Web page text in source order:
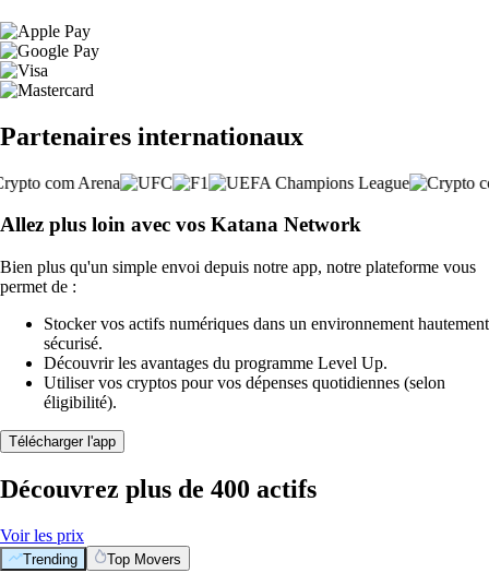
Partenaires internationaux
Allez plus loin avec vos Katana Network
Bien plus qu'un simple envoi depuis notre app, notre plateforme vous
permet de :
Stocker vos actifs numériques dans un environnement hautement
sécurisé.
Découvrir les avantages du programme Level Up.
Utiliser vos cryptos pour vos dépenses quotidiennes (selon
éligibilité).
Télécharger l'app
Découvrez plus de 400 actifs
Voir les prix
Trending Top Movers